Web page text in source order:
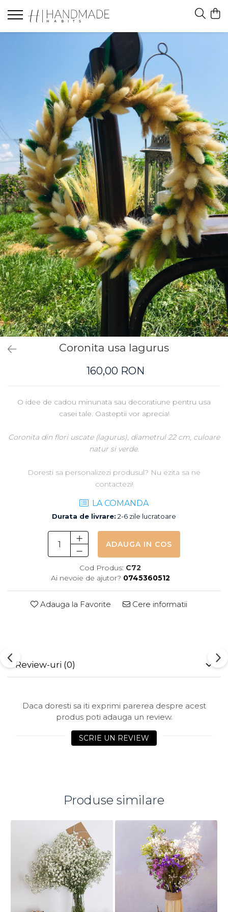
Felicitari
Felicitari brown
Coronita usa lagurus
160,00 RON
O idee de cadou minunata sau decoratiune pentru usa
casei tale. Oasteptii vor aprecia!
Coronita din flori uscate (lagurus), diametrul 22 cm, culoare
natur si verde.
Doresti sa personalizezi produsul? Nu ezita sa ne
contactezi!
LA COMANDA
Durata de livrare: 2-6 zile lucratoare
ADAUGA IN COS
Cod Produs: C72
Ai nevoie de ajutor? 0745360512
Adauga la Favorite Cere informatii
Review-uri (0)
Daca doresti sa iti exprimi parerea despre acest
produs poti adauga un review.
SCRIE UN REVIEW
Produse similare